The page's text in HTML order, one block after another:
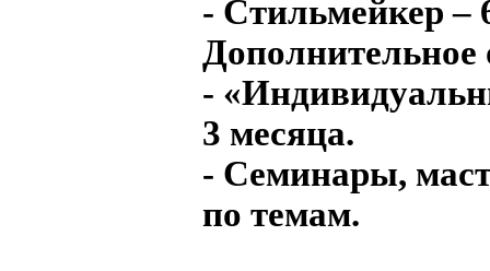
- Стильмейкер –
Дополнительное
-
3 месяца.
- Семинары,
по темам.